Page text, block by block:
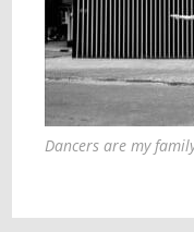
Dancers are my